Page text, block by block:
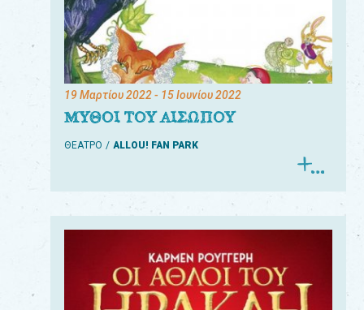
19 Μαρτίου 2022- 15 Ιουνίου 2022
ΜΥΘΟΙ ΤΟΥ ΑΙΣΩΠΟΥ
ΘΕΑΤΡΟ ALLOU! FAN PARK